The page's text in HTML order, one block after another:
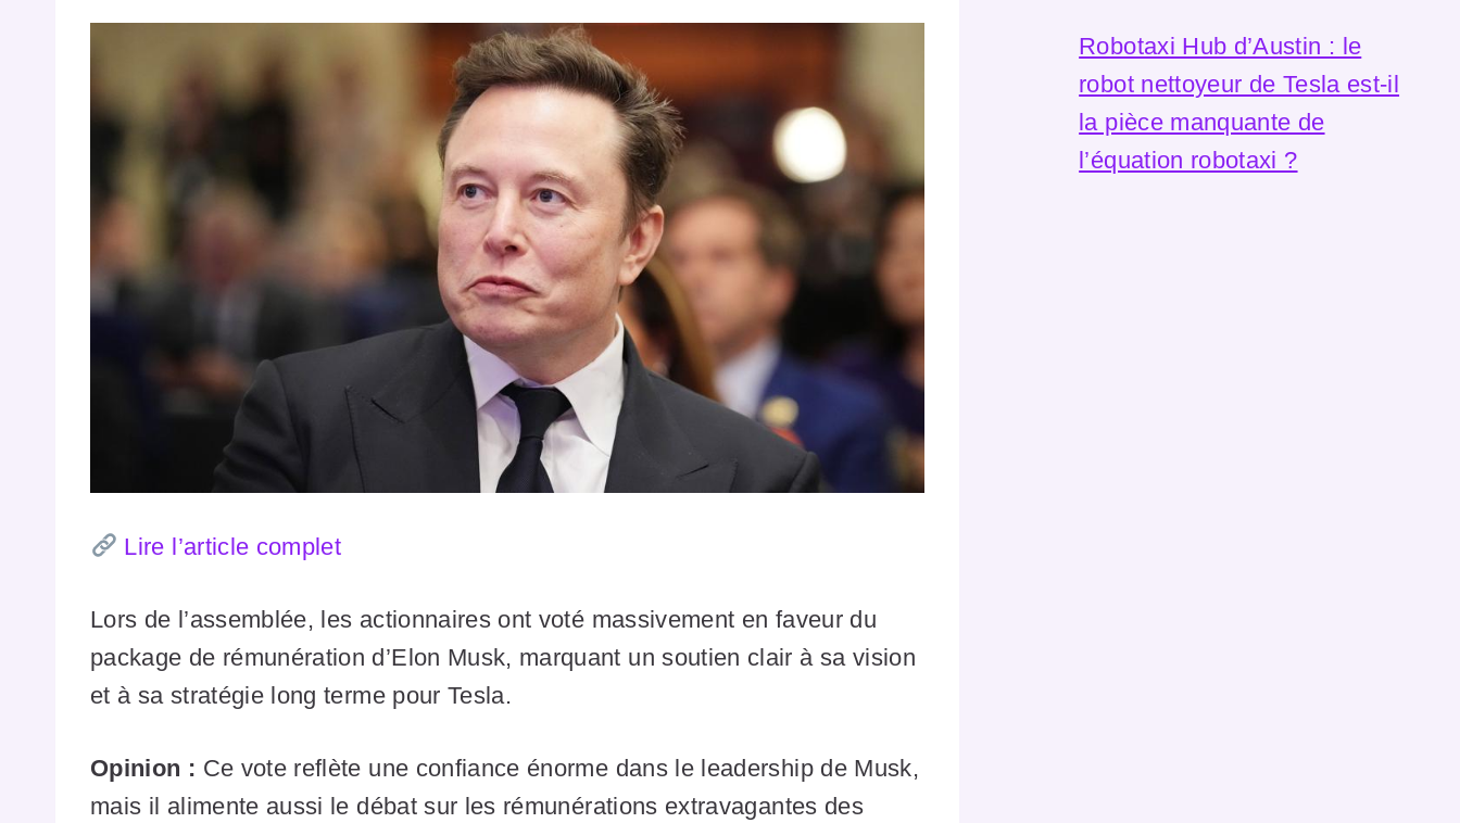
Lire l’article complet
Lors de l’assemblée, les actionnaires ont voté massivement en faveur du
package de rémunération d’Elon Musk, marquant un soutien clair à sa vision
et à sa stratégie long terme pour Tesla.
Opinion : Ce vote reflète une confiance énorme dans le leadership de Musk,
mais il alimente aussi le débat sur les rémunérations extravagantes des
Robotaxi Hub d’Austin : le
robot nettoyeur de Tesla est-il
la pièce manquante de
l’équation robotaxi ?